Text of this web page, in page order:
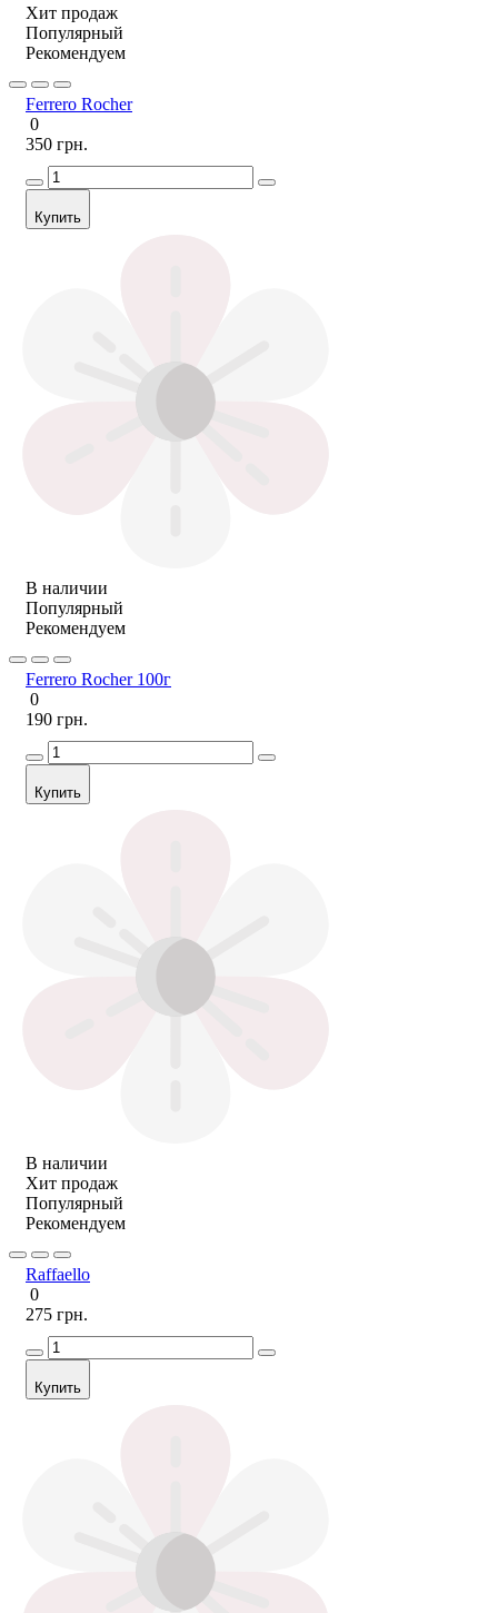
Хит продаж
Популярный
Рекомендуем
Ferrero Rocher
0
350 грн.
Купить
В наличии
Популярный
Рекомендуем
Ferrero Rocher 100г
0
190 грн.
Купить
В наличии
Хит продаж
Популярный
Рекомендуем
Raffaello
0
275 грн.
Купить